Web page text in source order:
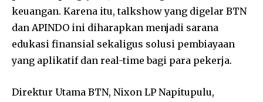
keuangan. Karena itu, talkshow yang digelar BTN
dan APINDO ini diharapkan menjadi sarana
edukasi finansial sekaligus solusi pembiayaan
yang aplikatif dan real-time bagi para pekerja.
Direktur Utama BTN, Nixon LP Napitupulu,